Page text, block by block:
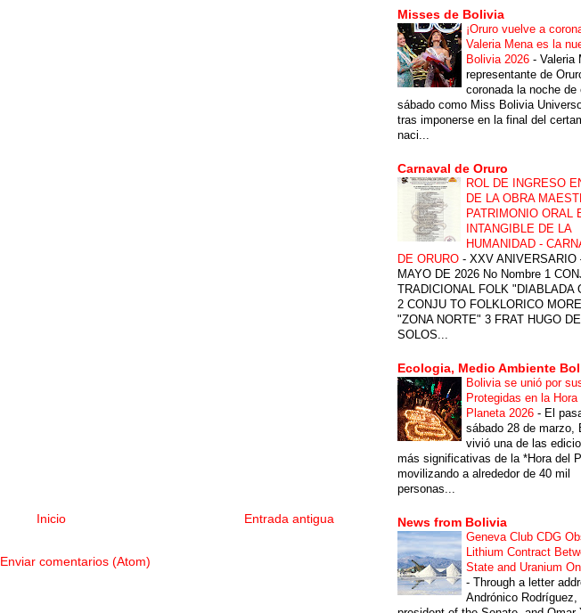
Entrada antigua
Inicio
Enviar comentarios (Atom)
Misses de Bolivia
¡Oruro vuelve a
Valeria Mena es la
Bolivia 2026 - Valeria
representante de
coronada la noche de
sábado como Miss Bolivia
tras imponerse en la final del
naci...
Carnaval de Oruro
ROL DE INGRESO
DE LA OBRA
PATRIMONIO ORAL
INTANGIBLE DE LA
HUMANIDAD -
DE ORURO - XXV ANIVERSARIO
MAYO DE 2026 No Nombre 1
TRADICIONAL FOLK "DIABLADA
2 CONJU TO FOLKLORICO
"ZONA NORTE" 3 FRAT HUGO
SOLOS...
Ecologia, Medio Ambiente
Bolivia se unió por
Protegidas en la Hora
Planeta 2026 - El
sábado 28 de marzo,
vivió una de las
más significativas de la *Hora del
movilizando a alrededor de 40 mil
personas...
News from Bolivia
Geneva Club CDG
Lithium Contract
State and Uranium
- Through a letter
Andrónico Rodríguez,